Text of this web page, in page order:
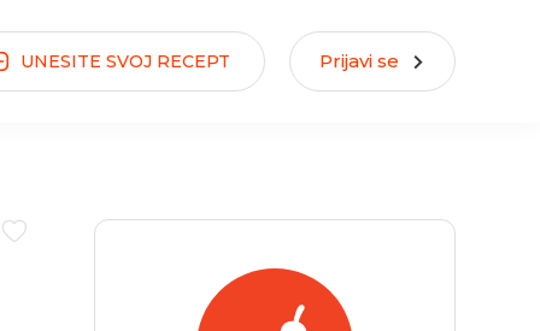
UNESITE SVOJ RECEPT Prijavi se